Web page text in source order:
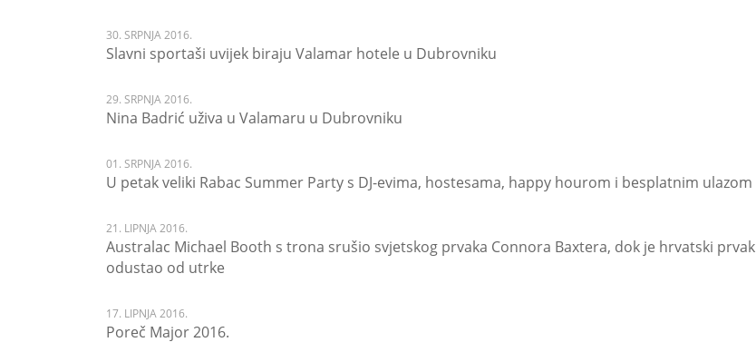
30. SRPNJA 2016.
Slavni sportaši uvijek biraju Valamar hotele u Dubrovniku
29. SRPNJA 2016.
Nina Badrić uživa u Valamaru u Dubrovniku
01. SRPNJA 2016.
U petak veliki Rabac Summer Party s DJ-evima, hostesama, happy hourom i besplatnim ulazom
21. LIPNJA 2016.
Australac Michael Booth s trona srušio svjetskog prvaka Connora Baxtera, dok je hrvatski prvak
odustao od utrke
17. LIPNJA 2016.
Poreč Major 2016.